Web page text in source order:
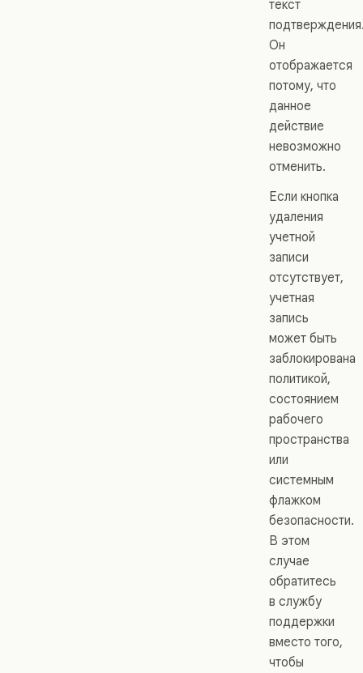
текст
Он
отображается
потому, что
данное
действие
невозможно
отменить.
Если кнопка
удаления
учетной
записи
отсутствует,
учетная
запись
может быть
заблокирована
политикой,
состоянием
рабочего
пространства
или
системным
флажком
безопасности.
В этом
случае
обратитесь
в службу
поддержки
вместо того,
чтобы